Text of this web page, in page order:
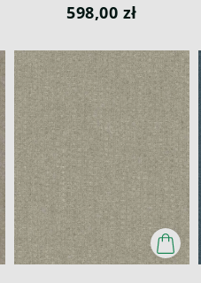
598,00 zł